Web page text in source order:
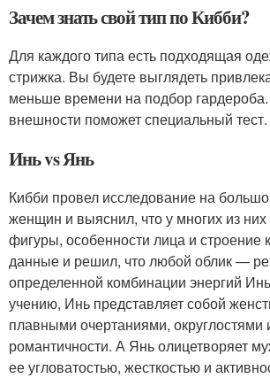
Зачем знать свой тип по Кибби?
Для каждого типа есть подходящая
стрижка. Вы будете выглядеть
меньше времени на подбор
внешности поможет специальный тест.
Инь vs Янь
Кибби провел исследование на
женщин и выяснил, что у многих из
фигуры, особенности лица и строение
данные и решил, что любой облик —
определенной комбинации энергий
учению, Инь представляет собой
плавными очертаниями, округлостями
романтичности. А Янь олицетворяет
ее угловатостью, жесткостью и